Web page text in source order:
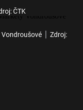
ČTK
Vondroušové
Zdroj: